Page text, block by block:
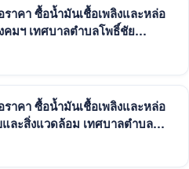
าคา ซื้อน้ำมันเชื้อเพลิงและหล่อ
คมฯ เทศบาลตำบลโพธิ์ชัย
ายน 2569 โดยวิธีเฉพาะเจาะจง
าคา ซื้อน้ำมันเชื้อเพลิงและหล่อ
ละสิ่งแวดล้อม เทศบาลตำบล
30 มิถุนายน 2569 โดยวิธีเฉพาะ